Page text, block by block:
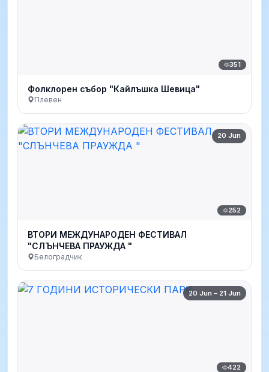
351
Фолклорен събор "Кайлъшка Шевица"
Плевен
20 Jun
252
ВТОРИ МЕЖДУНАРОДЕН ФЕСТИВАЛ
"СЛЪНЧЕВА ПРАУЖДА "
Белоградчик
20 Jun – 21 Jun
422